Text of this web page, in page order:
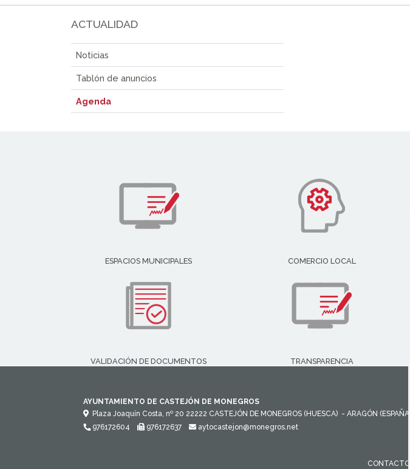
ACTUALIDAD
Noticias
Tablón de anuncios
Agenda
ESPACIOS MUNICIPALES COMERCIO LOCAL
VALIDACIÓN DE DOCUMENTOS TRANSPARENCIA
AYUNTAMIENTO DE CASTEJÓN DE MONEGROS
Plaza Joaquín Costa, nº 20 22222 CASTEJÓN DE MONEGROS (HUESCA) - ARAGÓN (ESPAÑA)
976172604
976172637 aytocastejon@monegros.net
CONTACTO